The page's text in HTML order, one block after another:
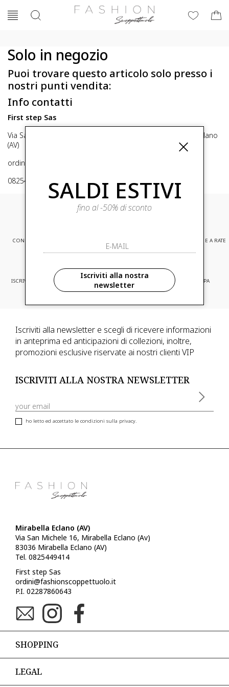
Solo in negozio
Puoi trovare questo articolo solo presso i
nostri punti vendita:
Info contatti
First step Sas
Via San Michele 16, Mirabella Eclano (Av) 83036 Mirabella Eclano
(AV)
ordini@fashionscoppettuolo.it
0825449414
CONSEGNA EXPRESS PAGAMENTI SICURI E A RATE
ISCRIVITI ED ACCEDI A PROMOZIONI
RISERVATE
CONSEGNA IN TUTTA EUROPA
Iscriviti alla newsletter e scegli di ricevere informazioni
in anteprima ed anticipazioni di collezioni, inoltre,
promozioni esclusive riservate ai nostri clienti VIP
ISCRIVITI ALLA NOSTRA NEWSLETTER
ho letto ed accettato le condizioni sulla privacy.
Mirabella Eclano (AV)
Via San Michele 16, Mirabella Eclano (Av)
83036 Mirabella Eclano (AV)
Tel. 0825449414
First step Sas
ordini@fashionscoppettuolo.it
P.I. 02287860643
SHOPPING
LEGAL
SALDI ESTIVI
fino al -50% di sconto
Iscriviti alla nostra
newsletter